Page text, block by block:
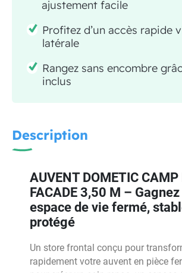
ajustement facile
Profitez d’un accès rapide
latérale
Rangez sans encombre
inclus
Description
AUVENT DOMETIC CAMP
FACADE 3,50 M –
espace de vie fermé,
protégé
Un store frontal conçu pour
rapidement votre auvent en pièce